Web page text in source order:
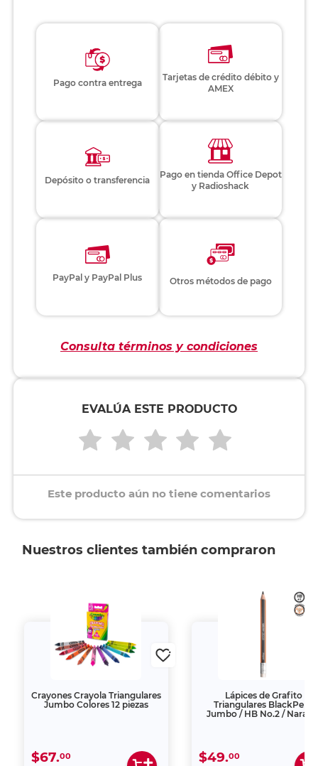
Pago contra entrega
Tarjetas de crédito débito y
AMEX
Depósito o transferencia
Pago en tienda Office Depot
y Radioshack
PayPal y PayPal Plus Otros métodos de pago
Consulta términos y condiciones
EVALÚA ESTE PRODUCTO
Este producto aún no tiene comentarios
Nuestros clientes también compraron
Crayones Crayola Triangulares
Jumbo Colores 12 piezas
$67.00
Lápices de Grafito
Triangulares BlackPeps
Jumbo / HB No.2 /
$49.00